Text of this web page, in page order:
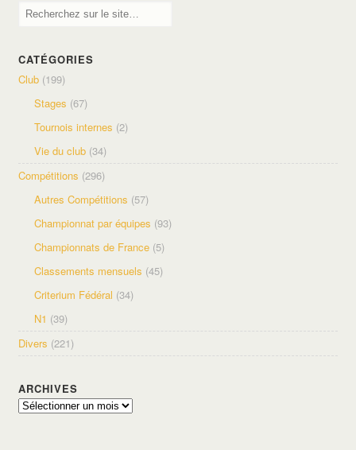
CATÉGORIES
Club (199)
Stages (67)
Tournois internes (2)
Vie du club (34)
Compétitions (296)
Autres Compétitions (57)
Championnat par équipes (93)
Championnats de France (5)
Classements mensuels (45)
Criterium Fédéral (34)
N1 (39)
Divers (221)
ARCHIVES
Archives